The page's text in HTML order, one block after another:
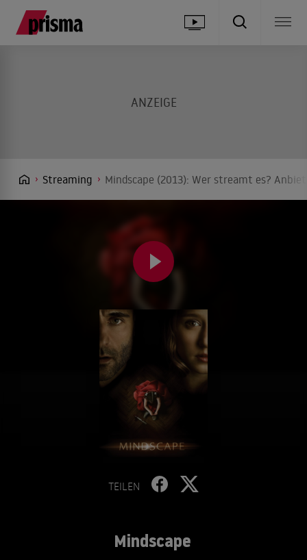
Streaming Mindscape (2013): Wer streamt es?
TEILEN
Mindscape